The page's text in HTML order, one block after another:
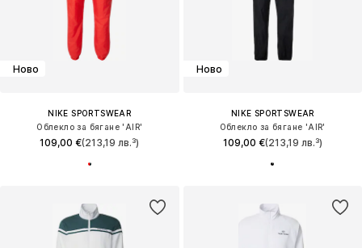
Ново
NIKE SPORTSWEAR
Облекло за бягане 'AIR'
109,00 €(213,19 лв.³)
Ново
NIKE SPORTSWEAR
Облекло за бягане 'AIR'
109,00 €(213,19 лв.³)